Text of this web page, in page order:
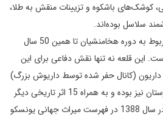
کوشک‌های باشکوه و تزیینات منقش به طلا،
سلاسل بوده‌اند.
قلعه سلاسل در شهر شوشتر مربوط به دوره هخامنشیان تا همین 50 سال
این قلعه نه تنها نقش دفاعی برای این
داریون (کانال حفر شده توسط داریوش بزرگ)
و محل استقرار حاکم وقت خوزستان نیز بوده و به همراه 15 اثر تاریخی دیگر
با عنوان سازه‌های آبی شوشتر در سال 1388 در فهرست میراث جهانی یونسکو